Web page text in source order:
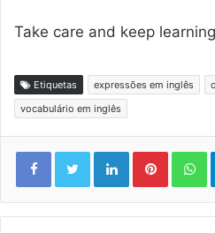
Take care and keep
Etiquetas expressões em inglês
vocabulário em inglês
Linkedin